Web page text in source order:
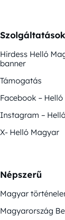
Hirdess Helló
banner
Támogatás
Facebook –
Instagram –
X- Helló Magyar
Népszerű
Magyar
Magyarország